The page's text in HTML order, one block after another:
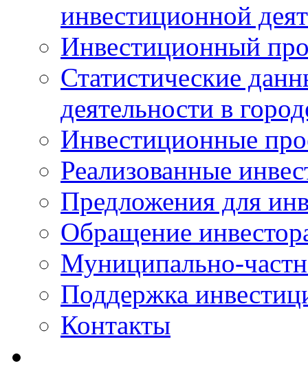
инвестиционной
Инвестиционный
Статистические
деятельности в
Инвестиционные
Реализованные
Предложения для
Обращение
Муниципально-
Поддержка
Контакты